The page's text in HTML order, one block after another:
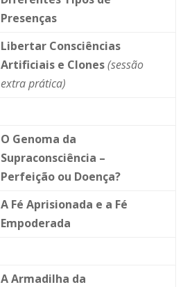
Presenças
Libertar Consciências
Artificiais e Clones (sessão
extra prática)
O Genoma da
Supraconsciência –
Perfeição ou Doença?
A Fé Aprisionada e a Fé
Empoderada
A Armadilha da